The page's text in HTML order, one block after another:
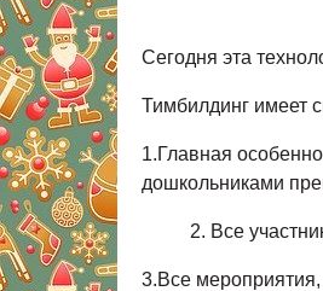
Сегодня эта
Тимбилдинг имеет
1.Главная
дошкольниками
Все
3.Все мероприятия,